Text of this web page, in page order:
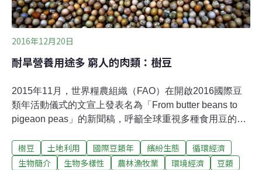
鹽，讓平地料理加入部落態度，食物有了台
2016年12月20日
耐旱營養用途多 窮人的肉類：樹豆
2015年11月，世界糧農組織（FAO）在開啟2016國際豆
類年活動儀式的文宣上發表名為「From butter beans to
pigeaon peas」的新聞稿，呼籲全球重視多種食用豆的價
力。在世界乾旱及半乾旱地區居住了超過20億的人口，其
中有6億4000多萬人屬於極度貧窮，耐旱的樹豆，無疑地
樹豆 土地利用 國際豆類年 繽紛生態
循環經濟
生物簡介
生物多樣性 農林漁牧業 環境經濟
豆類